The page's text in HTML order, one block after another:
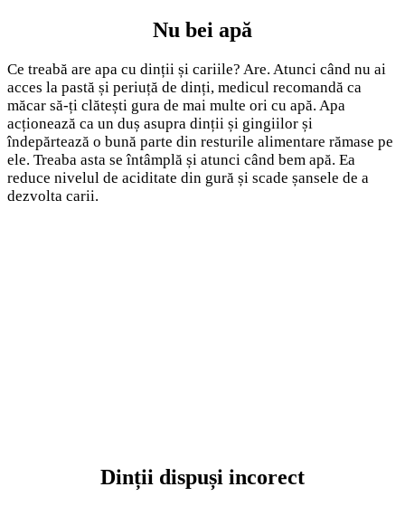
Nu bei apă
Ce treabă are apa cu dinții și cariile? Are. Atunci când nu ai
acces la pastă și periuță de dinți, medicul recomandă ca
măcar să-ți clătești gura de mai multe ori cu apă. Apa
acționează ca un duș asupra dinții și gingiilor și
îndepărtează o bună parte din resturile alimentare rămase pe
ele. Treaba asta se întâmplă și atunci când bem apă. Ea
reduce nivelul de aciditate din gură și scade șansele de a
dezvolta carii.
Dinții dispuși incorect